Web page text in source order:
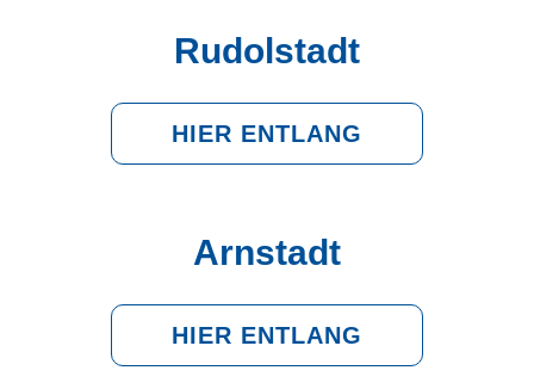
Rudolstadt
HIER ENTLANG
Arnstadt
HIER ENTLANG